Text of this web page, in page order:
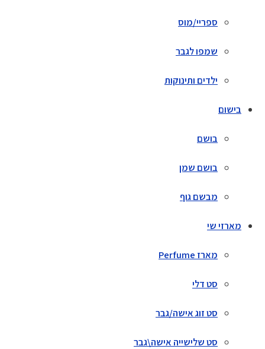
ספריי/מוס
שמפו לגבר
ילדים ותינוקות
בישום
בושם
בושם שמן
מבשם גוף
מארזי שי
מארז Perfume
סט דלי
סט זוג אישה/גבר
סט שלישייה אישה\גבר